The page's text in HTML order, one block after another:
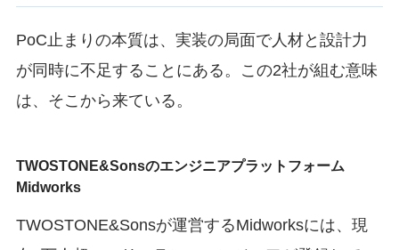
PoC止まりの本質は、実装の局面で人材と設計力
が同時に不足することにある。この2社が組む意味
は、そこから来ている。
TWOSTONE&Sonsのエンジニアプラットフォーム
Midworks
TWOSTONE&Sonsが運営するMidworksには、現